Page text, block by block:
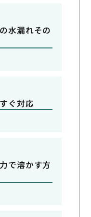
水漏れその
ぐ対応
で溶かす方